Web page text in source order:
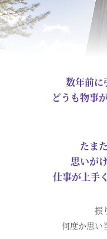
数年前に
どうも物事
たま
思いが
仕事が上手
振
何度か思い